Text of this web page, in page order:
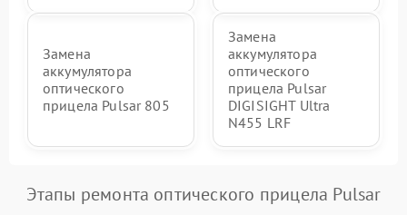
Замена
аккумулятора
оптического
прицела Pulsar 805
Замена
аккумулятора
оптического
прицела Pulsar
DIGISIGHT Ultra
N455 LRF
Этапы ремонта оптического прицела Pulsar